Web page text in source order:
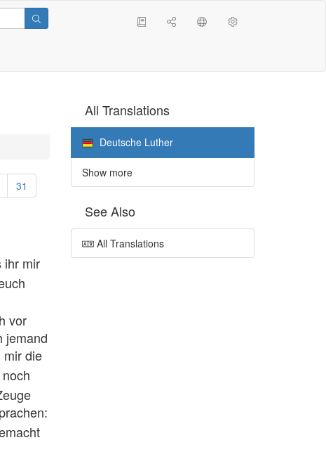
31
ihr mir
vor
jemand
mir die
All Translations
Deutsche Luther
Show more
See Also
All Translations